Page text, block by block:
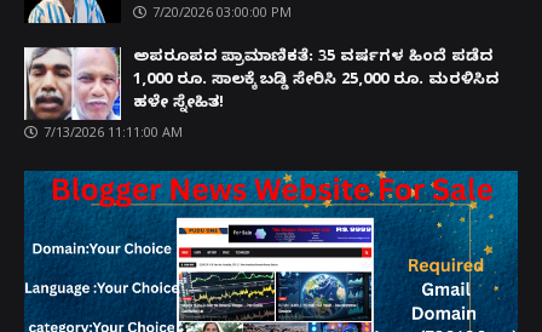
7/20/2026 03:00:00 PM
ಅಪರೂಪದ ಪ್ರಾಮಾಣಿಕತೆ: 35 ವರ್ಷಗಳ ಹಿಂದೆ ಪಡೆದ
1,000 ರೂ. ಸಾಲಕ್ಕೆ ಬಡ್ಡಿ ಸೇರಿಸಿ 25,000 ರೂ. ಮರಳಿಸಿದ
ಹಳೇ ಸ್ನೇಹಿತ!
7/13/2026 11:11:00 AM